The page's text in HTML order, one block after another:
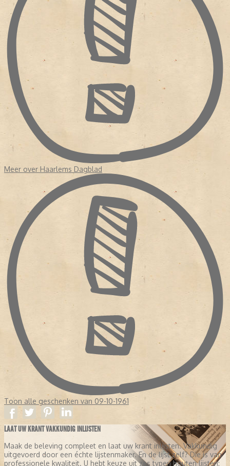
Meer over Haarlems Dagblad
Toon alle geschenken van 09-10-1961
LAAT UW KRANT VAKKUNDIG INLIJSTEN
Maak de beleving compleet en laat uw krant inlijsten. Vakkundig
uitgevoerd door een échte lijstenmaker. En de lijst zelf? Die is van
professionele kwaliteit. U hebt keuze uit zes typen houten lijsten: